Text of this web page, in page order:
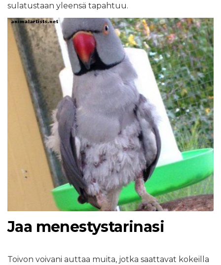
sulatustaan ​​yleensä tapahtuu.
Jaa menestystarinasi
Toivon voivani auttaa muita, jotka saattavat kokeilla